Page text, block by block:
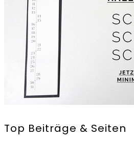
Top Beiträge & Seiten